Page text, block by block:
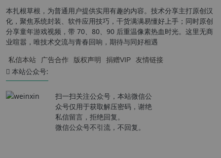
本扎根草根，为普通用户提供实用有趣的内容。技术分享主打原创汉
化，聚焦系统封装、软件应用技巧，干货满满易懂好上手；同时原创
分享童年游戏视频，带 70、80、90 后重温像素热血时光。这里无商
业喧嚣，唯技术交流与青春回响，期待与同好相遇
私信本站 广告合作 版权声明 捐赠VIP 友情链接
本站公众号:
扫一扫关注公众号，本站微信公
众号仅用于获取解压密码，谢绝
私信留言，拒绝回复。
微信公众号不引流，不回复。